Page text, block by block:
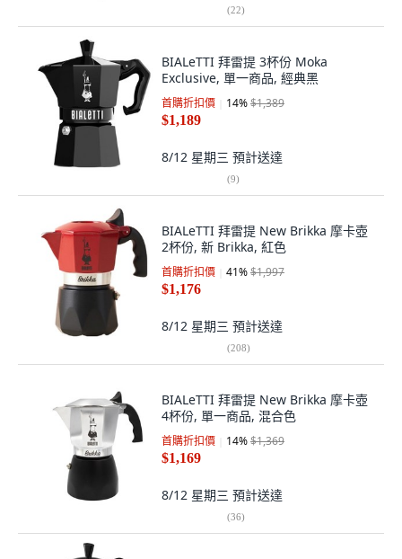
(22)
BIALeTTI 拜雷提 3杯份 Moka
Exclusive, 單一商品, 經典黑
首購折扣價 14%$1,389
$1,189
8/12 星期三 預計送達
(9)
BIALeTTI 拜雷提 New Brikka 摩卡壺
2杯份, 新 Brikka, 紅色
首購折扣價 41%$1,997
$1,176
8/12 星期三 預計送達
(208)
BIALeTTI 拜雷提 New Brikka 摩卡壺
4杯份, 單一商品, 混合色
首購折扣價 14%$1,369
$1,169
8/12 星期三 預計送達
(36)